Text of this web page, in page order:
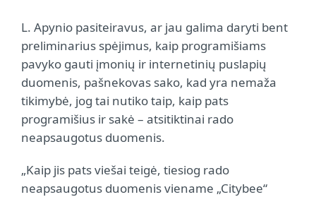
L. Apynio pasiteiravus, ar jau galima daryti bent
preliminarius spėjimus, kaip programišiams
pavyko gauti įmonių ir internetinių puslapių
duomenis, pašnekovas sako, kad yra nemaža
tikimybė, jog tai nutiko taip, kaip pats
programišius ir sakė – atsitiktinai rado
neapsaugotus duomenis.
„Kaip jis pats viešai teigė, tiesiog rado
neapsaugotus duomenis viename „Citybee“